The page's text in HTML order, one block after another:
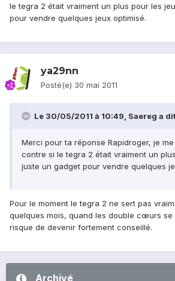
le tegra 2 était vraiment un plus pour les
pour vendre quelques jeux optimisé.
ya29nn
Posté(e) 30 mai 2011
Le 30/05/2011 à 10:49, Saereg a
Merci pour ta réponse Rapidroger, je
contre si le tegra 2 était vraiment un
juste un gadget pour vendre quelques
Pour le moment le tegra 2 ne sert pas
quelques mois, quand les double cœurs se
risque de devenir fortement conseillé.
Archivé